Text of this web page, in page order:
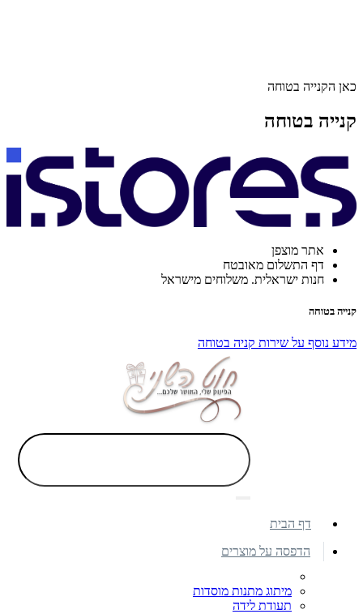
כאן הקנייה בטוחה
קנייה בטוחה
אתר מוצפן
דף התשלום מאובטח
חנות ישראלית. משלוחים מישראל
קנייה בטוחה
מידע נוסף על שירות קניה בטוחה
דף הבית
הדפסה על מוצרים
מיתוג מתנות מוסדות
תעודת לידה